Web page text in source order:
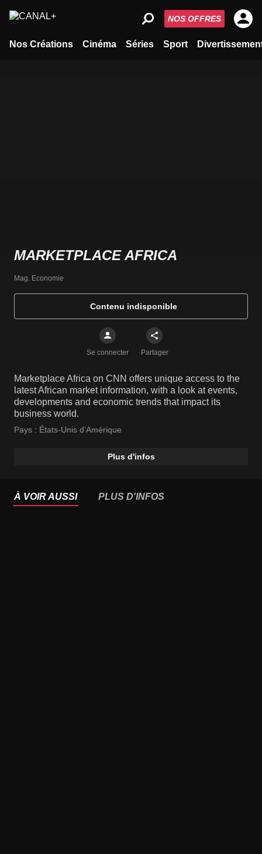
Nos Créations Cinéma Séries Sport
NOS OFFRES
MARKETPLACE AFRICA
Mag. Economie
Contenu indisponible
Se connecter Partager
Marketplace Africa on CNN offers unique access to the
latest African market information, with a look at events,
developments and economic trends that impact its
business world.
Pays : États-Unis d'Amérique
Plus d'infos
À VOIR AUSSI PLUS D'INFOS